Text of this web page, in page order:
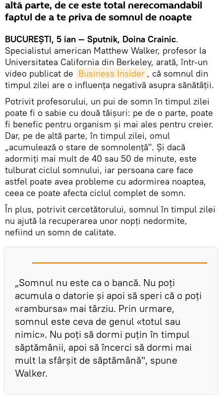
altă parte, de ce este total nerecomandabil
faptul de a te priva de somnul de noapte
BUCUREŞTI, 5 ian — Sputnik, Doina Crainic.
Specialistul american Matthew Walker, profesor la
Universitatea California din Berkeley, arată, într-un
video publicat de Business Insider , că somnul din
timpul zilei are o influența negativă asupra sănătății.
Potrivit profesorului, un pui de somn în timpul zilei
poate fi o sabie cu două tăișuri: pe de o parte, poate
fi benefic pentru organism și mai ales pentru creier.
Dar, pe de altă parte, în timpul zilei, omul
„acumulează o stare de somnolență". Și dacă
adormiți mai mult de 40 sau 50 de minute, este
tulburat ciclul somnului, iar persoana care face
astfel poate avea probleme cu adormirea noaptea,
ceea ce poate afecta ciclul complet de somn.
În plus, potrivit cercetătorului, somnul în timpul zilei
nu ajută la recuperarea unor nopţi nedormite,
nefiind un somn de calitate.
„Somnul nu este ca o bancă. Nu poți
acumula o datorie și apoi să speri că o poţi
«rambursa» mai târziu. Prin urmare,
somnul este ceva de genul «totul sau
nimic». Nu poți să dormi puțin în timpul
săptămânii, apoi să încerci să dormi mai
mult la sfârșit de săptămână", spune
Walker.